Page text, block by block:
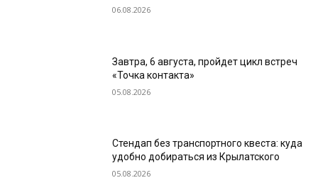
06.08.2026
Завтра, 6 августа, пройдет цикл встреч
«Точка контакта»
05.08.2026
Стендап без транспортного квеста: куда
удобно добираться из Крылатского
05.08.2026